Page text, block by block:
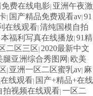
费在线电影| 亚洲午夜激
| 国产精品免费观看av| 91
在线观看| 清纯国模自拍
本福利写真在线播放| 91精
二区三区| 2020最新中文
腿亚洲综合秀图网 | 欧美
| 亚洲一区二区蜜乳av| 麻
线观看| 国产+精品+在线
拍视频在线观看| 一区二